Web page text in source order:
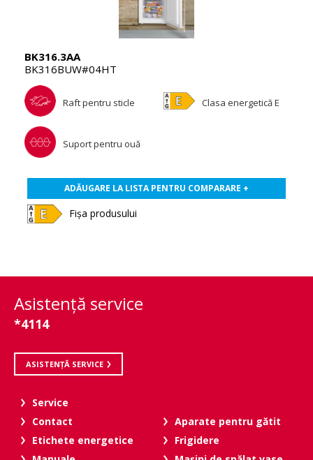
BK316.3AA
BK316BUW#04HT
Raft pentru sticle Clasa energetică E
Suport pentru ouă
ADĂUGARE LA LISTA PENTRU COMPARARE +
Fișa produsului
Asistenţă service
*4114
ASISTENȚĂ SERVICE
Service
Contact
Etichete energetice
Aparate pentru gătit
Frigidere